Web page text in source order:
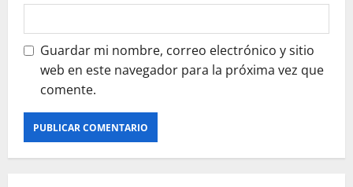
Guardar mi nombre, correo electrónico y sitio
web en este navegador para la próxima vez que
comente.